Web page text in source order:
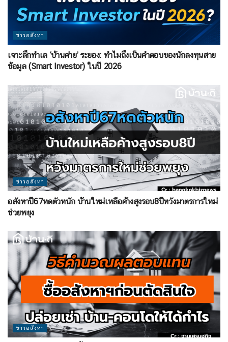
ข่าวอสังหา
เจาะลึกทำเล ‘บ้านค่าย’ ระยอง: ทำไมถึงเป็นคำตอบของนักลงทุนสาย
ข้อมูล (Smart Investor) ในปี 2026
ข่าวอสังหา
อสังหาปี67หดตัวหนัก บ้านใหม่เหลือค้างสูงรอบ8ปีหวังมาตรการใหม่
ช่วยพยุง
ข่าวอสังหา